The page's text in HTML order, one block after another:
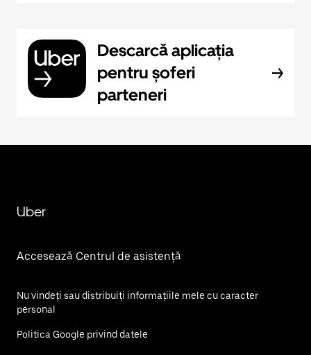
Descarcă aplicația
pentru șoferi
parteneri
Uber
Accesează Centrul de asistență
Nu vindeți sau distribuiți informațiile mele cu caracter
personal
Politica Google privind datele